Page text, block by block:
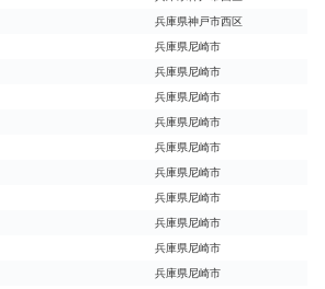
兵庫県神戸市西区
兵庫県尼崎市
兵庫県尼崎市
兵庫県尼崎市
兵庫県尼崎市
兵庫県尼崎市
兵庫県尼崎市
兵庫県尼崎市
兵庫県尼崎市
兵庫県尼崎市
兵庫県尼崎市